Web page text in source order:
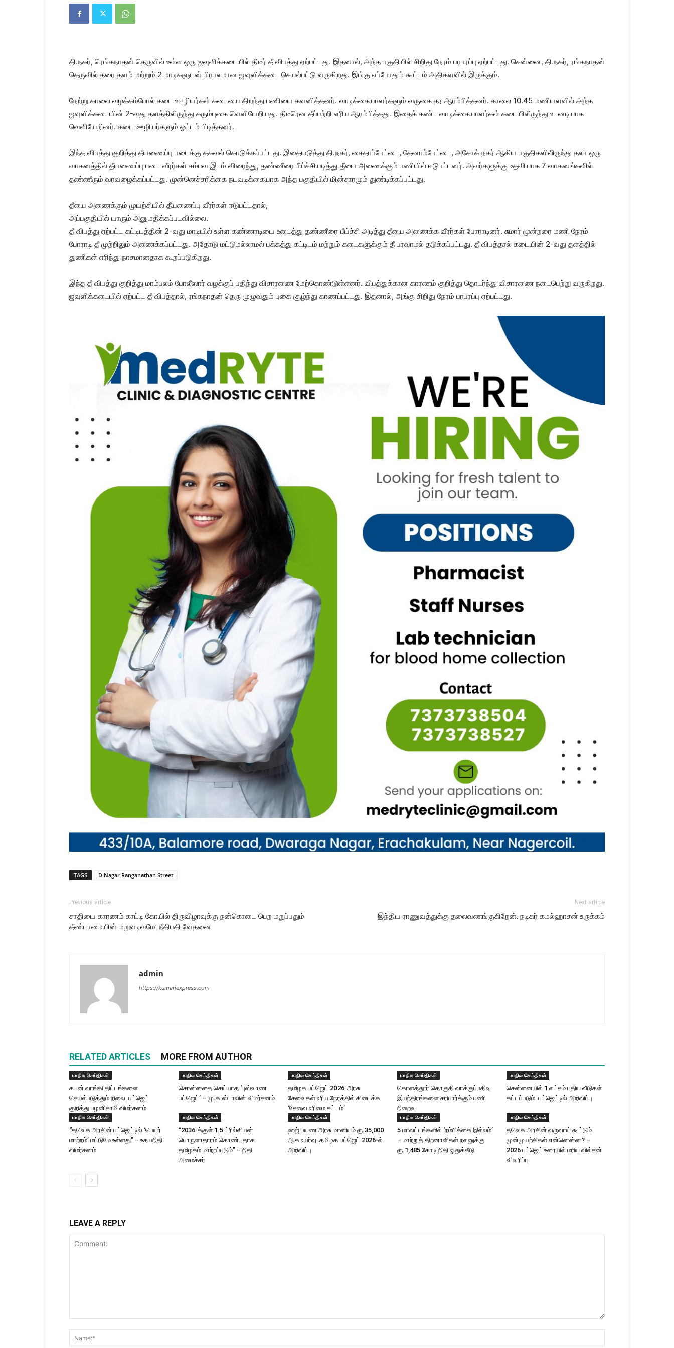
|
Kanyakumari
தி.நகர், ரெங்கநாதன் தெருவில் உள்ள ஒரு ஜவுளிக்கடையில் திடீர் தீ விபத்து ஏற்பட்டது. இதனால், அந்த பகுதியில் சிறிது நேரம் பரபரப்பு ஏற்பட்டது. சென்னை, தி.நகர், ரங்கநாதன்
தெருவில் தரை தளம் மற்றும் 2 மாடிகளுடன் பிரபலமான ஜவுளிக்கடை செயல்பட்டு வருகிறது. இங்கு எப்போதும் கூட்டம் அதிகளவில் இருக்கும்.
நேற்று காலை வழக்கம்போல் கடை ஊழியர்கள் கடையை திறந்து பணியை கவனித்தனர். வாடிக்கையாளர்களும் வருகை தர ஆரம்பித்தனர். காலை 10.45 மணியளவில் அந்த
ஜவுளிக்கடையின் 2-வது தளத்திலிருந்து கரும்புகை வெளியேறியது. திடீரென தீப்பற்றி எரிய ஆரம்பித்தது. இதைக் கண்ட வாடிக்கையாளர்கள் கடையிலிருந்து உடனடியாக
வெளியேறினர். கடை ஊழியர்களும் ஓட்டம் பிடித்தனர்.
இந்த விபத்து குறித்து தீயணைப்பு படைக்கு தகவல் கொடுக்கப்பட்டது. இதையடுத்து தி.நகர், சைதாப்பேட்டை, தேனாம்பேட்டை, அசோக் நகர் ஆகிய பகுதிகளிலிருந்து தலா ஒரு
வாகனத்தில் தீயணைப்பு படை வீரர்கள் சம்பவ இடம் விரைந்து, தண்ணீரை பீய்ச்சியடித்து தீயை அணைக்கும் பணியில் ஈடுபட்டனர். அவர்களுக்கு உதவியாக 7 வாகனங்களில்
தண்ணீரும் வரவழைக்கப்பட்டது. முன்னெச்சரிக்கை நடவடிக்கையாக அந்த பகுதியில் மின்சாரமும் துண்டிக்கப்பட்டது.
தீயை அணைக்கும் முயற்சியில் தீயணைப்பு வீரர்கள் ஈடுபட்டதால்,
அப்பகுதியில் யாரும் அனுமதிக்கப்படவில்லை.
தீ விபத்து ஏற்பட்ட கட்டிடத்தின் 2-வது மாடியில் உள்ள கண்ணாடியை உடைத்து தண்ணீரை பீய்ச்சி அடித்து தீயை அணைக்க வீரர்கள் போராடினர். சுமார் மூன்றரை மணி நேரம்
போராடி தீ முற்றிலும் அணைக்கப்பட்டது. அதோடு மட்டுமல்லாமல் பக்கத்து கட்டிடம் மற்றும் கடைகளுக்கும் தீ பரவாமல் தடுக்கப்பட்டது. தீ விபத்தால் கடையின் 2-வது தளத்தில்
துணிகள் எரிந்து நாசமானதாக கூறப்படுகிறது.
இந்த தீ விபத்து குறித்து மாம்பலம் போலீஸார் வழக்குப் பதிந்து விசாரணை மேற்கொண்டுள்ளனர். விபத்துக்கான காரணம் குறித்து தொடர்ந்து விசாரணை நடைபெற்று வருகிறது.
ஜவுளிக்கடையில் ஏற்பட்ட தீ விபத்தால், ரங்கநாதன் தெரு முழுவதும் புகை சூழ்ந்து காணப்பட்டது. இதனால், அங்கு சிறிது நேரம் பரபரப்பு ஏற்பட்டது.
TAGS D.Nagar Ranganathan Street
Previous article
சாதியை காரணம் காட்டி கோயில் திருவிழாவுக்கு நன்கொடை பெற மறுப்பதும்
தீண்டாமையின் மறுவடிவமே: நீதிபதி வேதனை
Next article
இந்திய ராணுவத்துக்கு தலைவணங்குகிறேன்: நடிகர் கமல்​ஹாசன் உருக்கம்
admin
https://kumariexpress.com
RELATED ARTICLES MORE FROM AUTHOR
மாநில செய்திகள்
கடன் வாங்கி திட்டங்களை
செயல்படுத்தும் நிலை: பட்ஜெட்
குறித்து பழனிசாமி விமர்சனம்
மாநில செய்திகள்
சொன்னதை செய்யாத ‘புஸ்வாண
பட்ஜெட்’ – மு.க.ஸ்டாலின் விமர்சனம்
மாநில செய்திகள்
தமிழக பட்ஜெட் 2026: அரசு
சேவைகள் உரிய நேரத்தில் கிடைக்க
‘சேவை உரிமை சட்டம்’
மாநில செய்திகள்
கொளத்தூர் தொகுதி வாக்குப்பதிவு
இயந்திரங்களை சரிபார்க்கும் பணி
நிறைவு
மாநில செய்திகள்
சென்னையில் 1 லட்சம் புதிய வீடுகள்
கட்டப்படும்: பட்ஜெட்டில் அறிவிப்பு
மாநில செய்திகள்
“தவெக அரசின் பட்ஜெட்டில் ‘பெயர்
மாற்றம்’ மட்டுமே உள்ளது” – உதயநிதி
விமர்சனம்
மாநில செய்திகள்
“2036-க்குள் 1.5 ட்ரில்லியன்
பொருளாதாரம் கொண்டதாக
தமிழகம் மாற்றப்படும்” – நிதி
அமைச்சர்
மாநில செய்திகள்
ஹஜ் பயண அரசு மானியம் ரூ.35,000
ஆக உயர்வு: தமிழக பட்ஜெட் 2026-ல்
அறிவிப்பு
மாநில செய்திகள்
5 மாவட்டங்களில் ‘நம்பிக்கை இல்லம்’
– மாற்றுத் திறனாளிகள் நலனுக்கு
ரூ.1,485 கோடி நிதி ஒதுக்கீடு
மாநில செய்திகள்
தவெக அரசின் வருவாய் கூட்டும்
முன்முயற்சிகள் என்னென்ன? –
2026 பட்ஜெட் உரையில் மரிய வில்சன்
விவரிப்பு
LEAVE A REPLY